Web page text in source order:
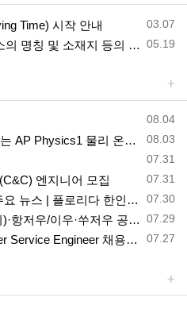
등록일
03.07
Time) 시작 안내
등록일
05.19
제21대 대통령선거 재외투표소의 명칭 및 소재지 등의 공고/올랜도 제외 투표소
등록일
08.04
등록일
08.03
[8월 무료] 공대 교수가 설명하는 AP Physics1 물리 온라인 강의
등록일
07.31
등록일
07.31
엔지니어 모집
등록일
07.30
(2026년 7월 29일) 플로리다 주요 뉴스 | 플로리다 한인 닷컴
등록일
07.29
[중국어 협상 통역]상해(상하이)·항저우/이우·쑤저우 공급·제조 업체,공장 미팅 & 전시회 한중 원어민 프리랜서 비즈니스 통역사
등록일
07.27
Mechanical Engineer/Customer Service Engineer 채용중입니다.